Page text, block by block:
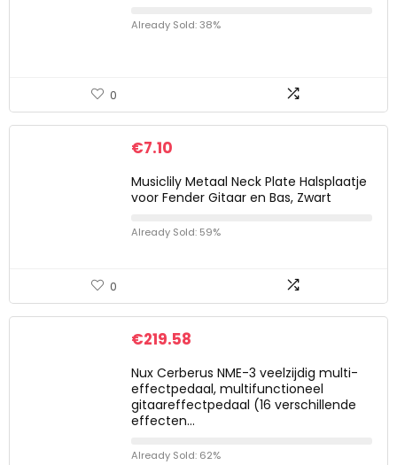
Already Sold: 38%
0
€7.10
Musiclily Metaal Neck Plate Halsplaatje
voor Fender Gitaar en Bas, Zwart
Already Sold: 59%
0
€219.58
Nux Cerberus NME-3 veelzijdig multi-
effectpedaal, multifunctioneel
gitaareffectpedaal (16 verschillende
effecten…
Already Sold: 62%